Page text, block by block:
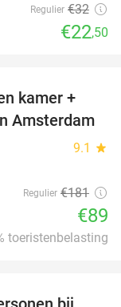
Regulier €32
€22,50
51%
kamer +
Amsterdam
9.1 star
Regulier €181
€89
toeristenbelasting